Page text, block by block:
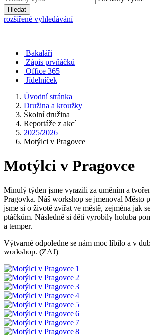
Hledat
rozšířené vyhledávání
Bakaláři
Zápis prvňáčků
Office 365
Jídelníček
Úvodní stránka
Družina a kroužky
Školní družina
Reportáže z akcí
2025/2026
Motýlci v Pragovce
Motýlci v Pragovce
Minulý týden jsme vyrazili za uměním a
Pragovka. Náš workshop se jmenoval Město
jsme si o životě zvířat ve městě, zejména jak
ptáčkům. Následně si děti vyrobily holuba
a temper.
Výtvarné odpoledne se nám moc líbilo a v
workshop. (ZAJ)